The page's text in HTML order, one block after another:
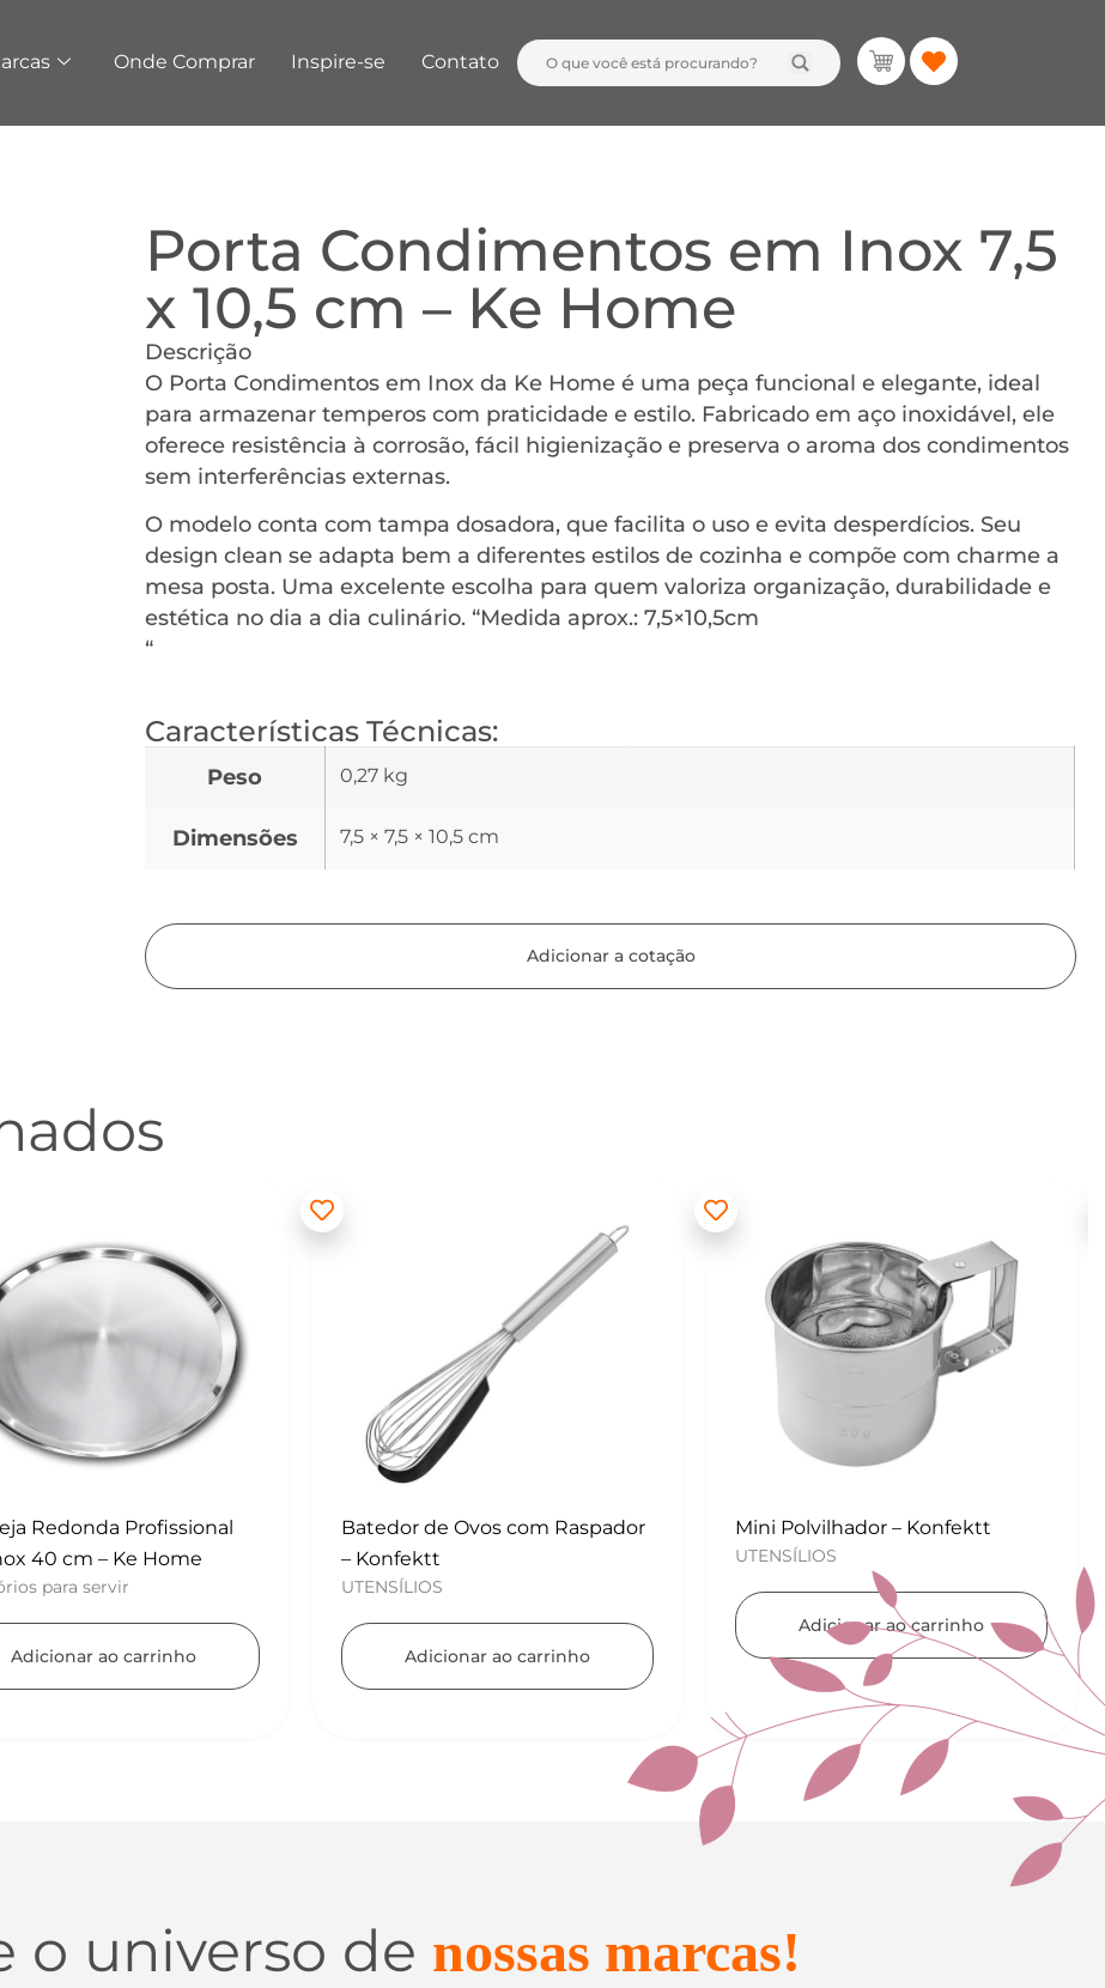
Onde Comprar Inspire-se Contato
Porta Condimentos em Inox 7,5
x 10,5 cm – Ke Home
Descrição
O Porta Condimentos em Inox da Ke Home é uma peça funcional e elegante, ideal
para armazenar temperos com praticidade e estilo. Fabricado em aço inoxidável, ele
oferece resistência à corrosão, fácil higienização e preserva o aroma dos condimentos
sem interferências externas.
O modelo conta com tampa dosadora, que facilita o uso e evita desperdícios. Seu
design clean se adapta bem a diferentes estilos de cozinha e compõe com charme a
mesa posta. Uma excelente escolha para quem valoriza organização, durabilidade e
estética no dia a dia culinário. “Medida aprox.: 7,5×10,5cm
“
Características Técnicas:
Peso 0,27 kg
Dimensões 7,5 × 7,5 × 10,5 cm
Adicionar a cotação
de Ovos com Raspador
Adicionar ao carrinho
Mini Polvilhador – Konfektt
UTENSÍLIOS
Adicionar ao carrinho
Kit para Copos de Massa 2 peças
– Konfektt
UTENSÍLIOS
Adicionar ao carrinho
o universo de nossas marcas!